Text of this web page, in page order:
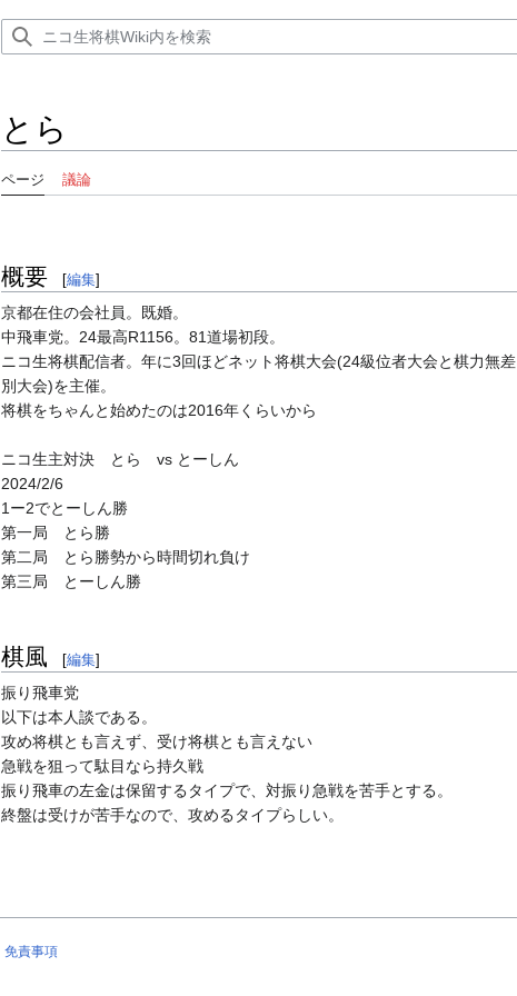
とら
ページ 議論
概要 [編集]
京都在住の会社員。既婚。
中飛車党。24最高R1156。81道場初段。
ニコ生将棋配信者。年に3回ほどネット将棋大会(24級位者大会と棋力無差
別大会)を主催。
将棋をちゃんと始めたのは2016年くらいから
ニコ生主対決 とら vs とーしん
2024/2/6
1ー2でとーしん勝
第一局 とら勝
第二局 とら勝勢から時間切れ負け
第三局 とーしん勝
棋風 [編集]
振り飛車党
以下は本人談である。
攻め将棋とも言えず、受け将棋とも言えない
急戦を狙って駄目なら持久戦
振り飛車の左金は保留するタイプで、対振り急戦を苦手とする。
終盤は受けが苦手なので、攻めるタイプらしい。
免責事項